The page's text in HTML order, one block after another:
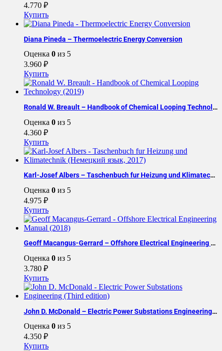
4.770 ₽
Купить
Diana Pineda – Thermoelectric Energy Conversion
Оценка 0 из 5
3.960 ₽
Купить
Ronald W. Breault – Handbook of Chemical Looping Technology (2019)
Оценка 0 из 5
4.360 ₽
Купить
Karl-Josef Albers – Taschenbuch fur Heizung und Klimatechnik (Немецкий язык, 2017)
Оценка 0 из 5
4.975 ₽
Купить
Geoff Macangus-Gerrard – Offshore Electrical Engineering Manual (2018)
Оценка 0 из 5
3.780 ₽
Купить
John D. McDonald – Electric Power Substations Engineering (Third edition)
Оценка 0 из 5
4.350 ₽
Купить